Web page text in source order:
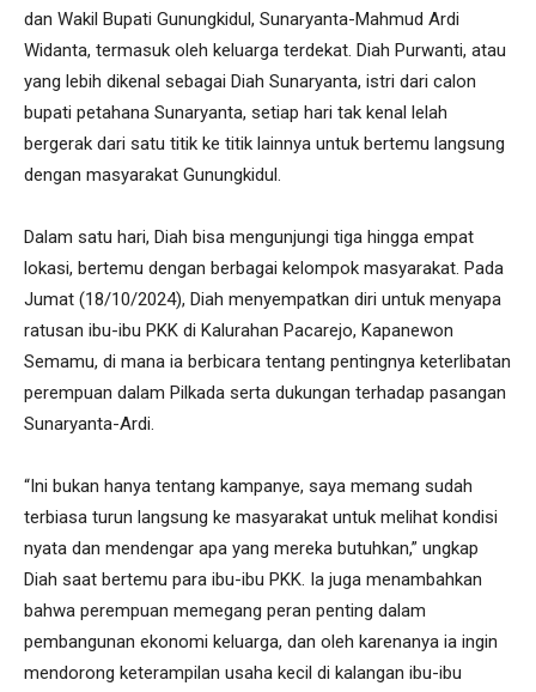
dan Wakil Bupati Gunungkidul, Sunaryanta-Mahmud Ardi
Widanta, termasuk oleh keluarga terdekat. Diah Purwanti, atau
yang lebih dikenal sebagai Diah Sunaryanta, istri dari calon
bupati petahana Sunaryanta, setiap hari tak kenal lelah
bergerak dari satu titik ke titik lainnya untuk bertemu langsung
dengan masyarakat Gunungkidul.
Dalam satu hari, Diah bisa mengunjungi tiga hingga empat
lokasi, bertemu dengan berbagai kelompok masyarakat. Pada
Jumat (18/10/2024), Diah menyempatkan diri untuk menyapa
ratusan ibu-ibu PKK di Kalurahan Pacarejo, Kapanewon
Semamu, di mana ia berbicara tentang pentingnya keterlibatan
perempuan dalam Pilkada serta dukungan terhadap pasangan
Sunaryanta-Ardi.
“Ini bukan hanya tentang kampanye, saya memang sudah
terbiasa turun langsung ke masyarakat untuk melihat kondisi
nyata dan mendengar apa yang mereka butuhkan,” ungkap
Diah saat bertemu para ibu-ibu PKK. Ia juga menambahkan
bahwa perempuan memegang peran penting dalam
pembangunan ekonomi keluarga, dan oleh karenanya ia ingin
mendorong keterampilan usaha kecil di kalangan ibu-ibu